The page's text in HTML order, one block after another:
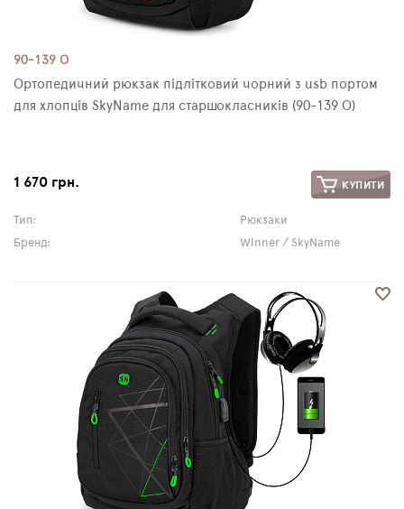
90-139 О
Ортопедичний рюкзак підлітковий чорний з usb портом
для хлопців SkyName для старшокласників (90-139 О)
1 670 грн. КУПИТИ
Тип:
Рюкзаки
Бренд:
Winner / SkyName